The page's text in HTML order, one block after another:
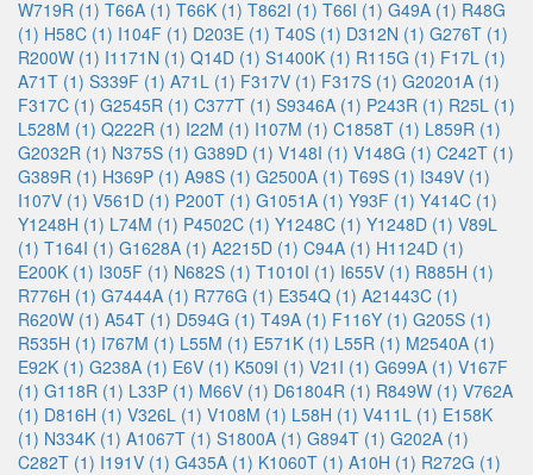
W719R (1) T66A (1) T66K (1) T862I (1) T66I (1) G49A (1) R48G
(1) H58C (1) I104F (1) D203E (1) T40S (1) D312N (1) G276T (1)
R200W (1) I1171N (1) Q14D (1) S1400K (1) R115G (1) F17L (1)
A71T (1) S339F (1) A71L (1) F317V (1) F317S (1) G20201A (1)
F317C (1) G2545R (1) C377T (1) S9346A (1) P243R (1) R25L (1)
L528M (1) Q222R (1) I22M (1) I107M (1) C1858T (1) L859R (1)
G2032R (1) N375S (1) G389D (1) V148I (1) V148G (1) C242T (1)
G389R (1) H369P (1) A98S (1) G2500A (1) T69S (1) I349V (1)
I107V (1) V561D (1) P200T (1) G1051A (1) Y93F (1) Y414C (1)
Y1248H (1) L74M (1) P4502C (1) Y1248C (1) Y1248D (1) V89L
(1) T164I (1) G1628A (1) A2215D (1) C94A (1) H1124D (1)
E200K (1) I305F (1) N682S (1) T1010I (1) I655V (1) R885H (1)
R776H (1) G7444A (1) R776G (1) E354Q (1) A21443C (1)
R620W (1) A54T (1) D594G (1) T49A (1) F116Y (1) G205S (1)
R535H (1) I767M (1) L55M (1) E571K (1) L55R (1) M2540A (1)
E92K (1) G238A (1) E6V (1) K509I (1) V21I (1) G699A (1) V167F
(1) G118R (1) L33P (1) M66V (1) D61804R (1) R849W (1) V762A
(1) D816H (1) V326L (1) V108M (1) L58H (1) V411L (1) E158K
(1) N334K (1) A1067T (1) S1800A (1) G894T (1) G202A (1)
C282T (1) I191V (1) G435A (1) K1060T (1) A10H (1) R272G (1)